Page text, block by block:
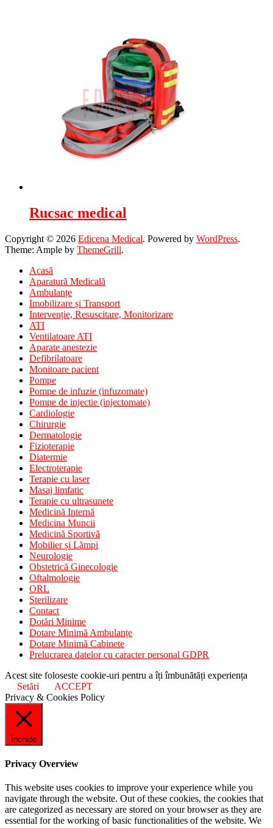
Rucsac medical
Copyright © 2026 Edicena Medical. Powered by WordPress.
Theme: Ample by ThemeGrill.
Acasă
Aparatură Medicală
Ambulanțe
Imobilizare și Transport
Intervenție, Resuscitare, Monitorizare
ATI
Ventilatoare ATI
Aparate anestezie
Defibrilatoare
Monitoare pacient
Pompe
Pompe de infuzie (infuzomate)
Pompe de injectie (injectomate)
Cardiologie
Chirurgie
Dermatologie
Fizioterapie
Diatermie
Electroterapie
Terapie cu laser
Masaj limfatic
Terapie cu ultrasunete
Medicină Internă
Medicina Muncii
Medicină Sportivă
Mobilier și Lămpi
Neurologie
Obstetrică Ginecologie
Oftalmologie
ORL
Sterilizare
Contact
Dotări Minime
Dotare Minimă Ambulanțe
Dotare Minimă Cabinete
Prelucrarea datelor cu caracter personal GDPR
Acest site foloseste cookie-uri pentru a îți îmbunătăți experiența
Setări
ACCEPT
Privacy & Cookies Policy
Închide
Privacy Overview
This website uses cookies to improve your experience while you
navigate through the website. Out of these cookies, the cookies that
are categorized as necessary are stored on your browser as they are
essential for the working of basic functionalities of the website. We